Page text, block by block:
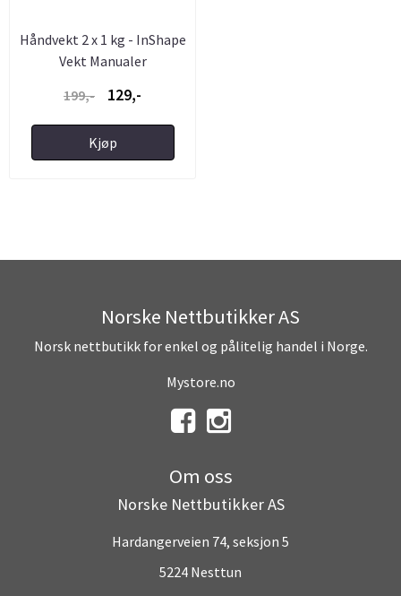
Håndvekt 2 x 1 kg - InShape
Vekt Manualer
199,-
129,-
Kjøp
Norske Nettbutikker AS
Norsk nettbutikk for enkel og pålitelig handel i Norge.
Mystore.no
Om oss
Norske Nettbutikker AS
Hardangerveien 74, seksjon 5
5224 Nesttun